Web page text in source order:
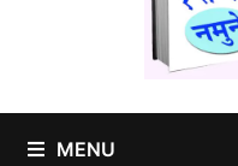
MENU